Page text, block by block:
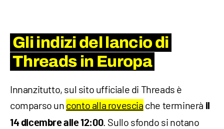
Gli indizi del lancio di
Threads in Europa
Innanzitutto, sul sito ufficiale di Threads è
comparso un conto alla rovescia che terminerà il
14 dicembre alle 12:00. Sullo sfondo si notano